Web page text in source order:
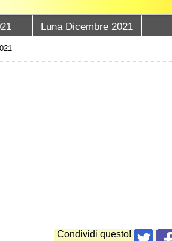
Luna Dicembre 2021
Condividi questo!